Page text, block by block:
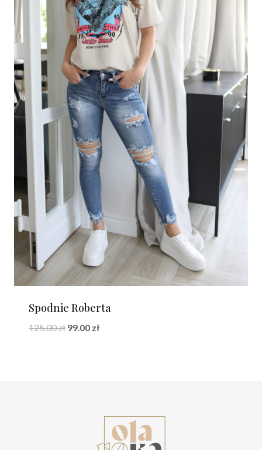
Spodnie Roberta
125.00zł Pierwotna
99.00 złAktualna